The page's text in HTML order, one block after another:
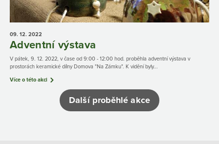
09. 12. 2022
Adventní výstava
V pátek, 9. 12. 2022, v čase od 9:00 - 12:00 hod. proběhla adventní výstava v
prostorách keramické dílny Domova "Na Zámku". K vidění byly...
Více o této akci
Další proběhlé akce